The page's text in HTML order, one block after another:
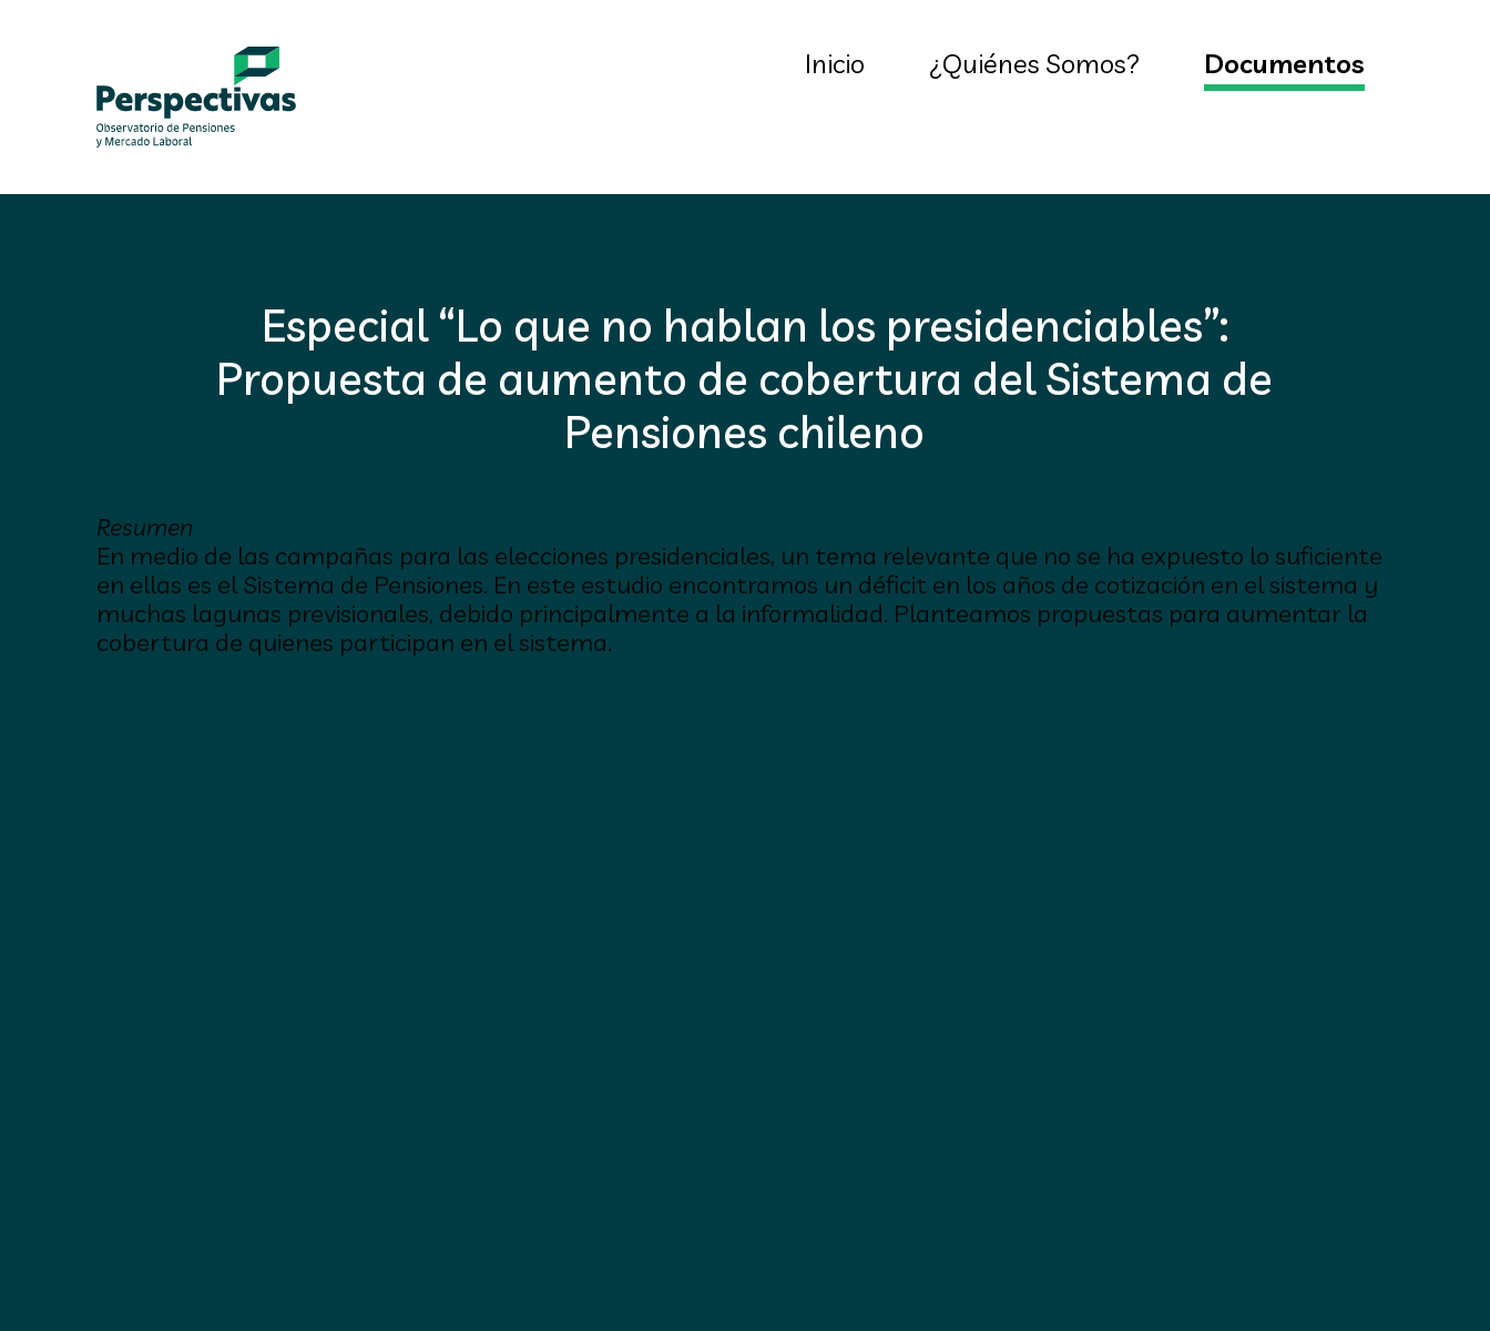
Inicio ¿Quiénes Somos? Documentos
Especial “Lo que no hablan los presidenciables”:
Propuesta de aumento de cobertura del Sistema de
Pensiones chileno
Resumen
En medio de las campañas para las elecciones presidenciales, un tema relevante que no se ha expuesto lo suficiente
en ellas es el Sistema de Pensiones. En este estudio encontramos un déficit en los años de cotización en el sistema y
muchas lagunas previsionales, debido principalmente a la informalidad. Planteamos propuestas para aumentar la
cobertura de quienes participan en el sistema.